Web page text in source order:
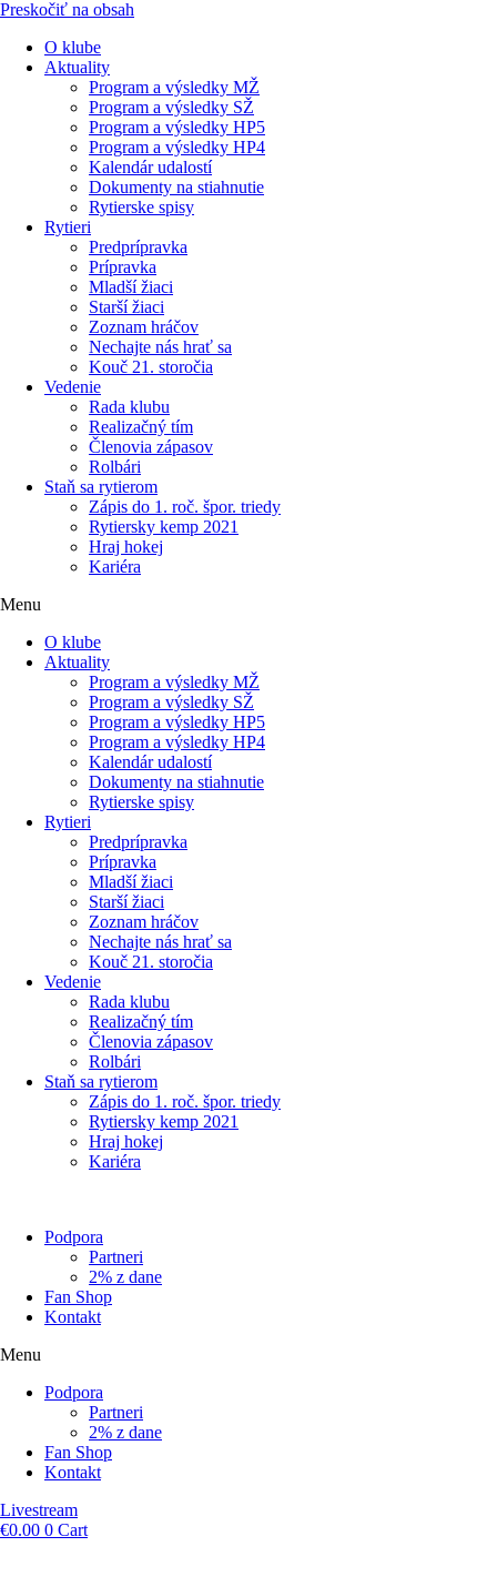
Preskočiť na obsah
O klube
Aktuality
Program a výsledky MŽ
Program a výsledky SŽ
Program a výsledky HP5
Program a výsledky HP4
Kalendár udalostí
Dokumenty na stiahnutie
Rytierske spisy
Rytieri
Predprípravka
Prípravka
Mladší žiaci
Starší žiaci
Zoznam hráčov
Nechajte nás hrať sa
Kouč 21. storočia
Vedenie
Rada klubu
Realizačný tím
Členovia zápasov
Rolbári
Staň sa rytierom
Zápis do 1. roč. špor. triedy
Rytiersky kemp 2021
Hraj hokej
Kariéra
Menu
O klube
Aktuality
Program a výsledky MŽ
Program a výsledky SŽ
Program a výsledky HP5
Program a výsledky HP4
Kalendár udalostí
Dokumenty na stiahnutie
Rytierske spisy
Rytieri
Predprípravka
Prípravka
Mladší žiaci
Starší žiaci
Zoznam hráčov
Nechajte nás hrať sa
Kouč 21. storočia
Vedenie
Rada klubu
Realizačný tím
Členovia zápasov
Rolbári
Staň sa rytierom
Zápis do 1. roč. špor. triedy
Rytiersky kemp 2021
Hraj hokej
Kariéra
Podpora
Partneri
2% z dane
Fan Shop
Kontakt
Menu
Podpora
Partneri
2% z dane
Fan Shop
Kontakt
Livestream
€0.00 0 Cart